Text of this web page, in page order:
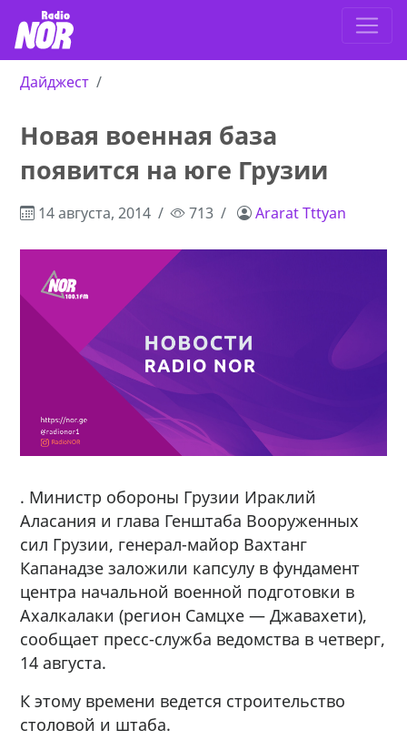
Дайджест
Новая военная база
появится на юге Грузии
14 августа, 2014 713 Ararat Tttyan
. Министр обороны Грузии Ираклий
Аласания и глава Генштаба Вооруженных
сил Грузии, генерал-майор Вахтанг
Капанадзе заложили капсулу в фундамент
центра начальной военной подготовки в
Ахалкалаки (регион Самцхе — Джавахети),
сообщает пресс-служба ведомства в четверг,
14 августа.
К этому времени ведется строительство
столовой и штаба.